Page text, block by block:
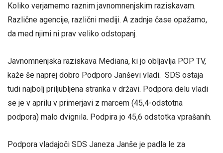
Koliko verjamemo raznim javnomnenjskim raziskavam.
Različne agencije, različni mediji. A zadnje čase opažamo,
da med njimi ni prav veliko odstopanj.
Javnomnenjska raziskava Mediana, ki jo obljavlja POP TV,
kaže še naprej dobro Podporo Janševi vladi. SDS ostaja
tudi najbolj priljubljena stranka v državi. Podpora delu vladi
se je v aprilu v primerjavi z marcem (45,4-odstotna
podpora) malo dvignila. Podpira jo 45,6 odstotka vprašanih.
Podpora vladajoči SDS Janeza Janše je padla le za